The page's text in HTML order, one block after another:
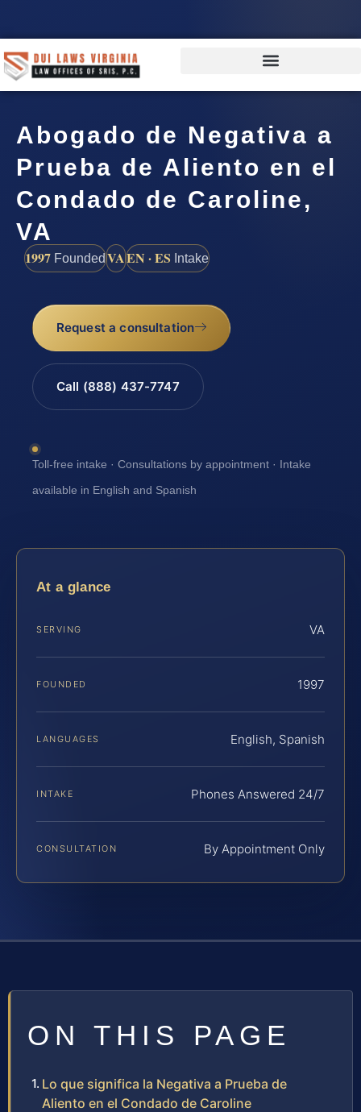
Abogado de Negativa a
Prueba de Aliento en el
Condado de Caroline,
VA
1997 FoundedVAEN · ES Intake
Request a consultation
Call (888) 437-7747
Toll-free intake · Consultations by appointment · Intake
available in English and Spanish
At a glance
SERVING VA
FOUNDED 1997
LANGUAGES English, Spanish
INTAKE Phones Answered 24/7
CONSULTATION By Appointment Only
ON THIS PAGE
Lo que significa la Negativa a Prueba de
Aliento en el Condado de Caroline